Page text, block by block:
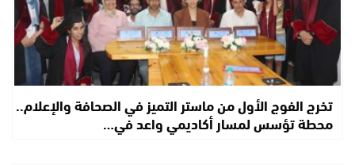
تخرج الفوج الأول من ماستر التميز في الصحافة والإعلام..
محطة تؤسس لمسار أكاديمي واعد في…